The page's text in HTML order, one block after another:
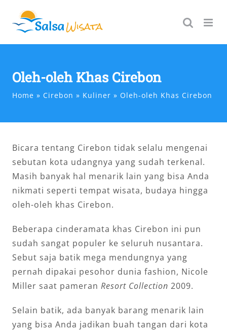
content
Oleh-oleh Khas Cirebon
Home Cirebon Kuliner Oleh-oleh Khas Cirebon
Bicara tentang Cirebon tidak selalu mengenai
sebutan kota udangnya yang sudah terkenal.
Masih banyak hal menarik lain yang bisa Anda
nikmati seperti tempat wisata, budaya hingga
oleh-oleh khas Cirebon.
Beberapa cinderamata khas Cirebon ini pun
sudah sangat populer ke seluruh nusantara.
Sebut saja batik mega mendungnya yang
pernah dipakai pesohor dunia fashion, Nicole
Miller saat pameran Resort Collection 2009.
Selain batik, ada banyak barang menarik lain
yang bisa Anda jadikan buah tangan dari kota